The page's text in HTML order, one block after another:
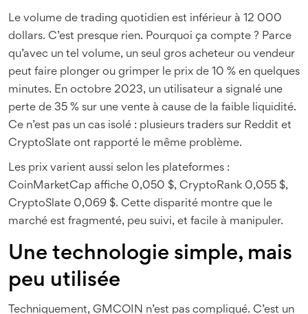
Le volume de trading quotidien est inférieur à 12 000
dollars. C’est presque rien. Pourquoi ça compte ? Parce
qu’avec un tel volume, un seul gros acheteur ou vendeur
peut faire plonger ou grimper le prix de 10 % en quelques
minutes. En octobre 2023, un utilisateur a signalé une
perte de 35 % sur une vente à cause de la faible liquidité.
Ce n’est pas un cas isolé : plusieurs traders sur Reddit et
CryptoSlate ont rapporté le même problème.
Les prix varient aussi selon les plateformes :
CoinMarketCap affiche 0,050 $, CryptoRank 0,055 $,
CryptoSlate 0,069 $. Cette disparité montre que le
marché est fragmenté, peu suivi, et facile à manipuler.
Une technologie simple, mais
peu utilisée
Techniquement, GMCOIN n’est pas compliqué. C’est un